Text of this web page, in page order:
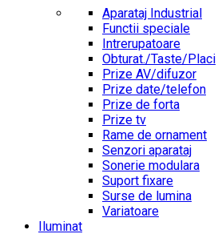
Aparataj Industrial
Functii speciale
Intrerupatoare
Obturat./Taste/Placi
Prize AV/difuzor
Prize date/telefon
Prize de forta
Prize tv
Rame de ornament
Senzori aparataj
Sonerie modulara
Suport fixare
Surse de lumina
Variatoare
Iluminat